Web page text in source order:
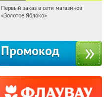
05:09:43
Получи первым!
Первый заказ в сети магазинов
«Золотое Яблоко»
Промокод